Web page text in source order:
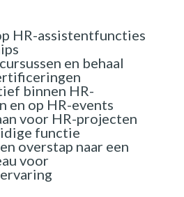
HR-assistentfuncties
en behaal
binnen HR-
en op HR-events
voor HR-projecten
functie
overstap naar een
voor